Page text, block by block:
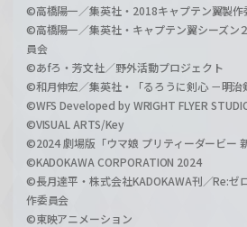
©高橋陽一／集英社・2018キャプテン翼製作
©高橋陽一／集英社・キャプテン翼シーズン
員会
©あfろ・芳文社／野外活動プロジェクト
©和月伸宏／集英社・「るろうに剣心 －明
©WFS Developed by WRIGHT FLYER
©VISUAL ARTS/Key
©2024 劇場版「ウマ娘 プリティーダービー
©KADOKAWA CORPORATION 2024
©長月達平・株式会社KADOKAWA刊／Re:ゼ
作委員会
©東映アニメーション